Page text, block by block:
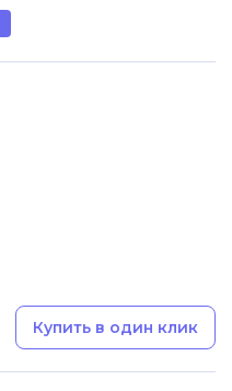
Купить в один клик